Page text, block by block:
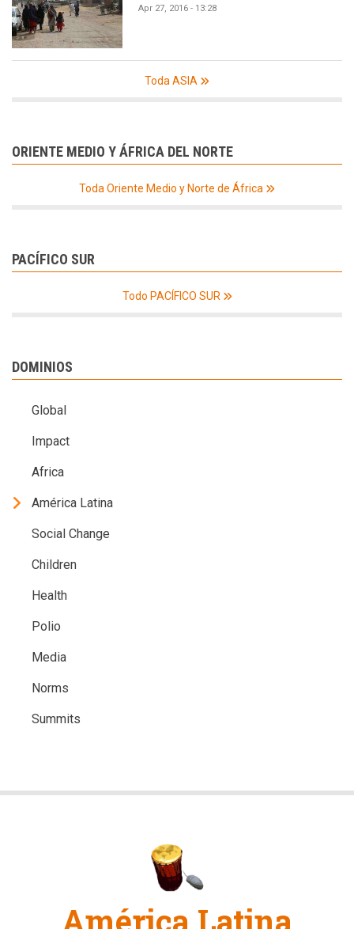
Apr 27, 2016 - 13:28
Toda ASIA
ORIENTE MEDIO Y ÁFRICA DEL NORTE
Toda Oriente Medio y Norte de África
PACÍFICO SUR
Todo PACÍFICO SUR
DOMINIOS
Global
Impact
Africa
América Latina
Social Change
Children
Health
Polio
Media
Norms
Summits